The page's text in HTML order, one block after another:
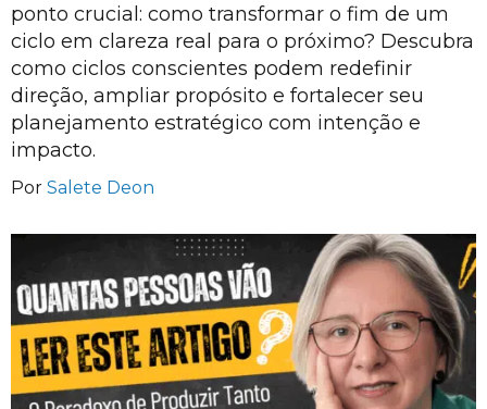
ponto crucial: como transformar o fim de um
ciclo em clareza real para o próximo? Descubra
como ciclos conscientes podem redefinir
direção, ampliar propósito e fortalecer seu
planejamento estratégico com intenção e
impacto.
Por Salete Deon